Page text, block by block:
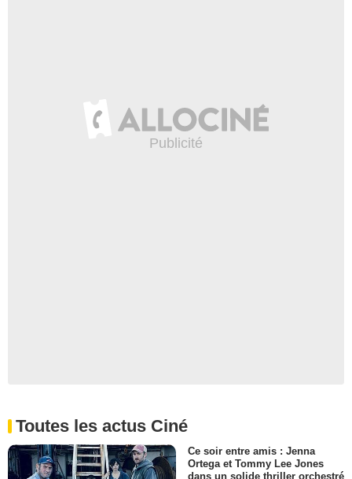
Toutes les actus Ciné
Ce soir entre amis : Jenna
Ortega et Tommy Lee Jones
dans un solide thriller orchestré